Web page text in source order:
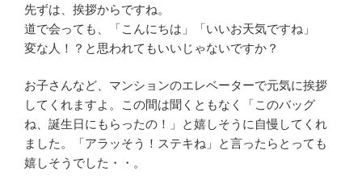
先ずは、挨拶からですね。
道で会っても、「こんにちは」「いいお天気ですね」
変な人！？と思われてもいいじゃないですか？
お子さんなど、マンションのエレベーターで元気に挨拶
してくれますよ。この間は聞くともなく「このバッグ
ね、誕生日にもらったの！」と嬉しそうに自慢してくれ
ました。「アラッそう！ステキね」と言ったらとっても
嬉しそうでした・・。